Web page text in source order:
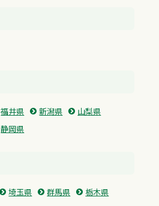
福井県 新潟県
山梨県
静岡県
埼玉県 群馬県
栃木県